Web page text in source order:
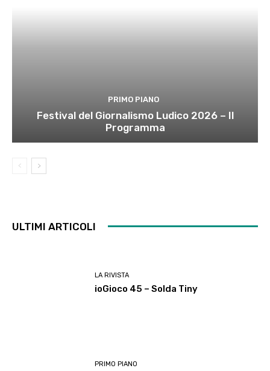
PRIMO PIANO
Festival del Giornalismo Ludico 2026 – Il
Programma
ULTIMI ARTICOLI
LA RIVISTA
ioGioco 45 – Solda Tiny
PRIMO PIANO